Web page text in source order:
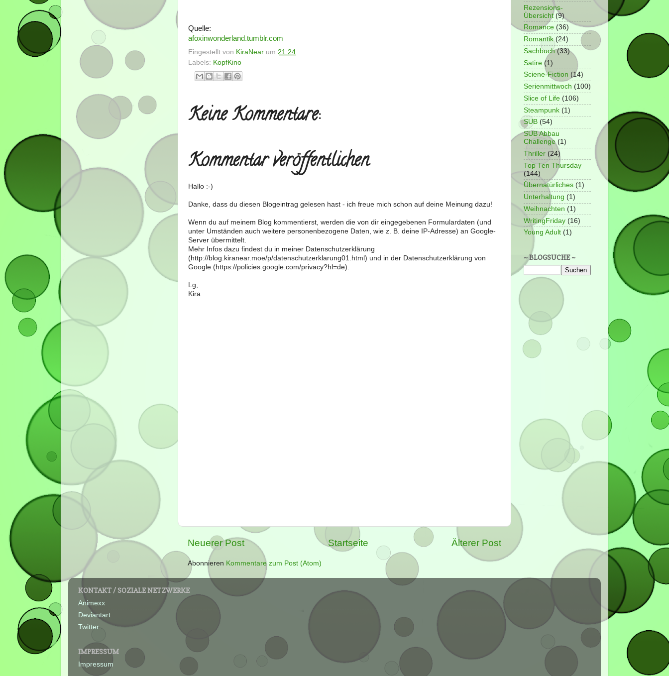
Quelle:
afoxinwonderland.tumblr.com
Eingestellt von KiraNear um 21:24
Labels: KopfKino
Keine Kommentare:
Kommentar veröffentlichen
Hallo :-)
Danke, dass du diesen Blogeintrag gelesen hast - ich freue mich schon auf deine Meinung dazu!
Wenn du auf meinem Blog kommentierst, werden die von dir eingegebenen Formulardaten (und
unter Umständen auch weitere personenbezogene Daten, wie z. B. deine IP-Adresse) an Google-
Server übermittelt.
Mehr Infos dazu findest du in meiner Datenschutzerklärung
(http://blog.kiranear.moe/p/datenschutzerklarung01.html) und in der Datenschutzerklärung von
Google (https://policies.google.com/privacy?hl=de).
Lg,
Kira
Neuerer Post Älterer Post
Startseite
Abonnieren Kommentare zum Post (Atom)
Rezensions-
Übersicht (9)
Romance (36)
Romantik (24)
Sachbuch (33)
Satire (1)
Sciene-Fiction (14)
Serienmittwoch (100)
Slice of Life (106)
Steampunk (1)
SUB (54)
SUB Abbau
Challenge (1)
Thriller (24)
Top Ten Thursday
(144)
Übernatürliches (1)
Unterhaltung (1)
Weihnachten (1)
WritingFriday (16)
Young Adult (1)
~ BLOGSUCHE ~
KONTAKT / SOZIALE NETZWERKE
Animexx
Deviantart
Twitter
IMPRESSUM
Impressum